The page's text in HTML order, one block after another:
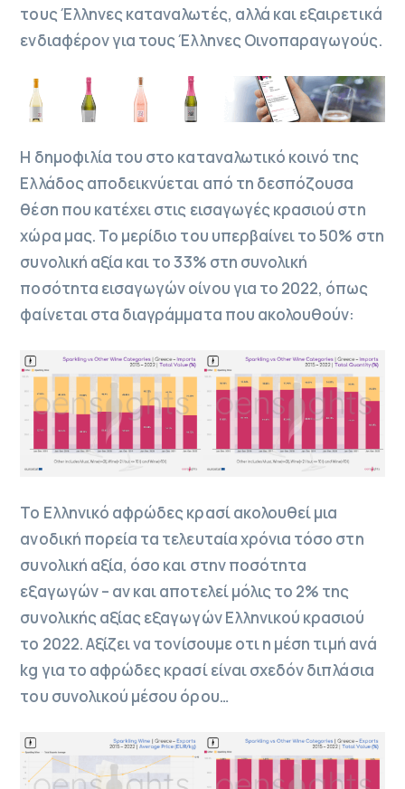
τους Έλληνες καταναλωτές, αλλά και εξαιρετικά
ενδιαφέρον για τους Έλληνες Οινοπαραγωγούς.
Η δημοφιλία του στο καταναλωτικό κοινό της
Ελλάδος αποδεικνύεται από τη δεσπόζουσα
θέση που κατέχει στις εισαγωγές κρασιού στη
χώρα μας. Το μερίδιο του υπερβαίνει το 50% στη
συνολική αξία και το 33% στη συνολική
ποσότητα εισαγωγών οίνου για το 2022, όπως
φαίνεται στα διαγράμματα που ακολουθούν:
Το Ελληνικό αφρώδες κρασί ακολουθεί μια
ανοδική πορεία τα τελευταία χρόνια τόσο στη
συνολική αξία, όσο και στην ποσότητα
εξαγωγών – αν και αποτελεί μόλις το 2% της
συνολικής αξίας εξαγωγών Ελληνικού κρασιού
το 2022. Αξίζει να τονίσουμε οτι η μέση τιμή ανά
kg για το αφρώδες κρασί είναι σχεδόν διπλάσια
του συνολικού μέσου όρου…